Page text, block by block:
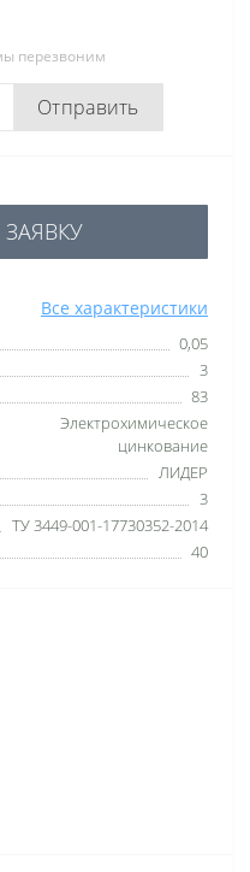
перезвоним
Отправить
Все характеристики
0,05
3
83
Электрохимическое
цинкование
ЛИДЕР
3
ТУ 3449-001-17730352-2014
40